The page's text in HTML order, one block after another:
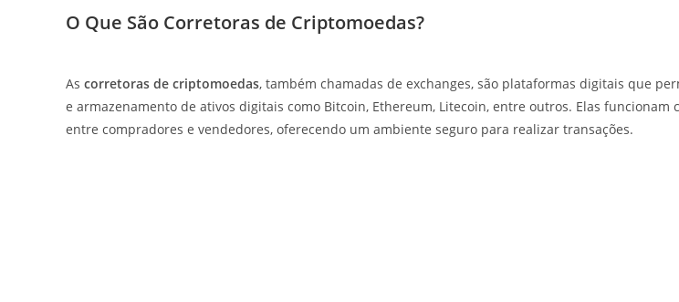
O Que São Corretoras de Criptomoedas?
As corretoras de criptomoedas, também chamadas de exchanges, são plataformas digitais que
e armazenamento de ativos digitais como Bitcoin, Ethereum, Litecoin, entre outros. Elas funcionam
entre compradores e vendedores, oferecendo um ambiente seguro para realizar transações.